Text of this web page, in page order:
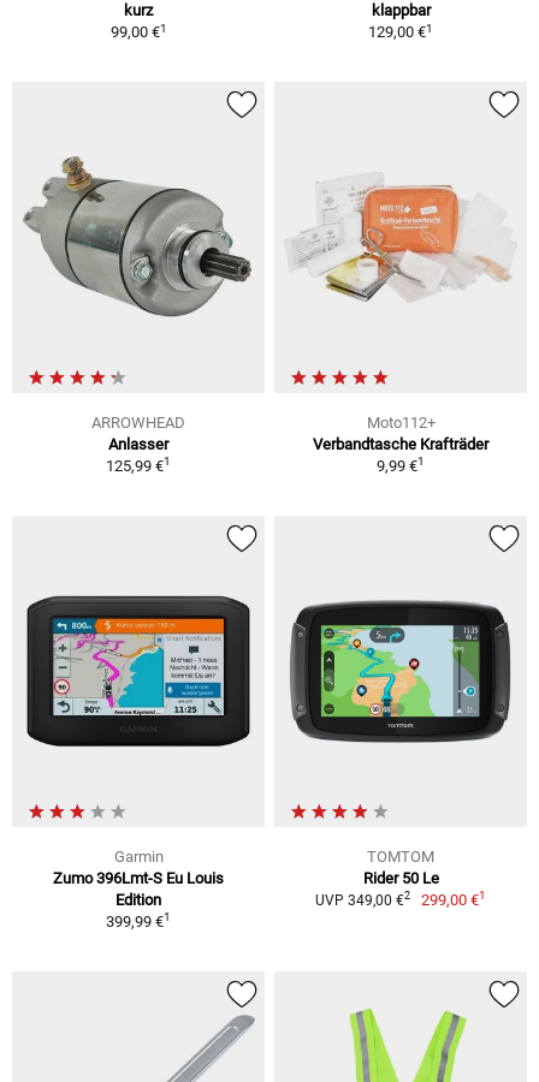
kurz
99,00 €1
klappbar
129,00 €1
ARROWHEAD
Anlasser
125,99 €1
Moto112+
Verbandtasche Krafträder
9,99 €1
Garmin
Zumo 396Lmt-S Eu Louis
Edition
399,99 €1
TOMTOM
Rider 50 Le
UVP 349,00 €2 299,00 €1